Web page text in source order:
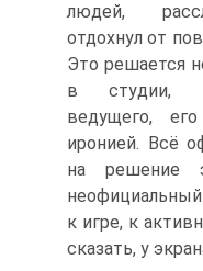
людей,
отдохнул от
Это решается
в студии,
ведущего,
иронией. Всё
на решение
к игре, к
сказать, у